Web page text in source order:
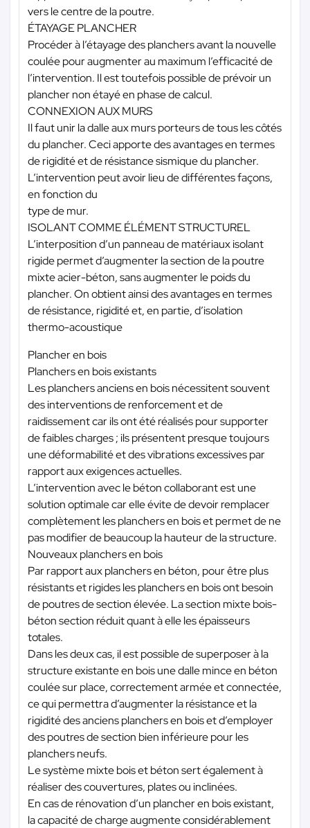
vers le centre de la poutre.
ÉTAYAGE PLANCHER
Procéder à l’étayage des planchers avant la nouvelle
coulée pour augmenter au maximum l’efficacité de
l’intervention. Il est toutefois possible de prévoir un
plancher non étayé en phase de calcul.
CONNEXION AUX MURS
Il faut unir la dalle aux murs porteurs de tous les côtés
du plancher. Ceci apporte des avantages en termes
de rigidité et de résistance sismique du plancher.
L’intervention peut avoir lieu de différentes façons,
en fonction du
type de mur.
ISOLANT COMME ÉLÉMENT STRUCTUREL
L’interposition d’un panneau de matériaux isolant
rigide permet d’augmenter la section de la poutre
mixte acier-béton, sans augmenter le poids du
plancher. On obtient ainsi des avantages en termes
de résistance, rigidité et, en partie, d’isolation
thermo-acoustique
Plancher en bois
Planchers en bois existants
Les planchers anciens en bois nécessitent souvent
des interventions de renforcement et de
raidissement car ils ont été réalisés pour supporter
de faibles charges ; ils présentent presque toujours
une déformabilité et des vibrations excessives par
rapport aux exigences actuelles.
L’intervention avec le béton collaborant est une
solution optimale car elle évite de devoir remplacer
complètement les planchers en bois et permet de ne
pas modifier de beaucoup la hauteur de la structure.
Nouveaux planchers en bois
Par rapport aux planchers en béton, pour être plus
résistants et rigides les planchers en bois ont besoin
de poutres de section élevée. La section mixte bois-
béton section réduit quant à elle les épaisseurs
totales.
Dans les deux cas, il est possible de superposer à la
structure existante en bois une dalle mince en béton
coulée sur place, correctement armée et connectée,
ce qui permettra d’augmenter la résistance et la
rigidité des anciens planchers en bois et d’employer
des poutres de section bien inférieure pour les
planchers neufs.
Le système mixte bois et béton sert également à
réaliser des couvertures, plates ou inclinées.
En cas de rénovation d’un plancher en bois existant,
la capacité de charge augmente considérablement